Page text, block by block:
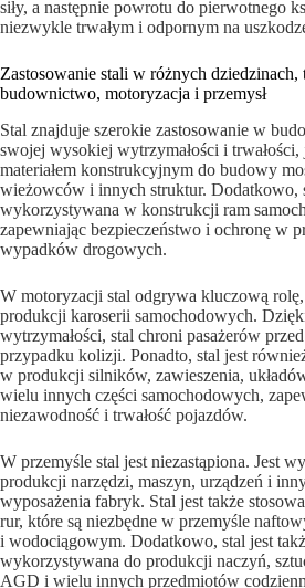
siły, a następnie powrotu do pierwotnego
niezwykle trwałym i odpornym na
Zastosowanie stali w różnych dziedzinach,
budownictwo, motoryzacja i przemysł
Stal znajduje szerokie zastosowanie w
swojej wysokiej wytrzymałości i trwałości,
materiałem konstrukcyjnym do budowy
wieżowców i innych struktur. Dodatkowo,
wykorzystywana w konstrukcji ram
zapewniając bezpieczeństwo i ochronę w
wypadków drogowych.
W motoryzacji stal odgrywa kluczową
produkcji karoserii samochodowych.
wytrzymałości, stal chroni pasażerów
przypadku kolizji. Ponadto, stal jest
w produkcji silników, zawieszenia,
wielu innych części samochodowych,
niezawodność i trwałość pojazdów.
W przemyśle stal jest niezastąpiona. Jest
produkcji narzędzi, maszyn, urządzeń i
wyposażenia fabryk. Stal jest także
rur, które są niezbędne w przemyśle
i wodociągowym. Dodatkowo, stal jest
wykorzystywana do produkcji naczyń,
AGD i wielu innych przedmiotów